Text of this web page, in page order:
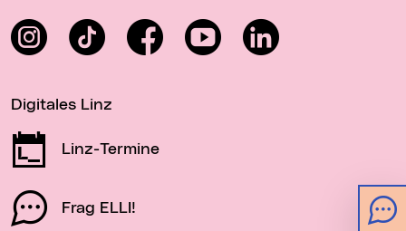
InstagramTikTok FacebookYouTube LinkedIn
Digitales Linz
Linz-Termine
Frag ELLI!